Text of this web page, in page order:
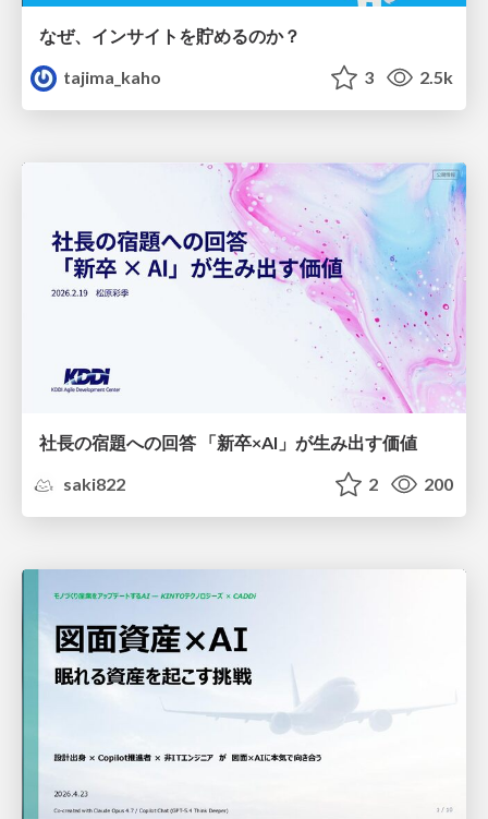
なぜ、インサイトを貯めるのか？
tajima_kaho
3 2.5k
社長の宿題への回答 「新卒×AI」が生み出す価値
saki822
2 200